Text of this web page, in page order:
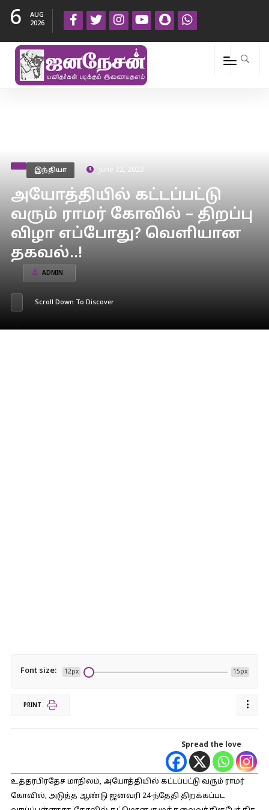
6
AUG
2026
இந்தியா June 22, 2023
அயோத்தியில் கட்டப்பட்டு
வரும் ராமர் கோவில் – திறப்பு
விழா எப்போது? வெளியான
தகவல்..!
ADMIN
Scroll Down To Discover
Font size: 12px 15px
PRINT
Spread the love
உத்தரபிரதேச மாநிலம், அயோத்தியில் கட்டப்பட்டு வரும் ராமர்
கோவில், அடுத்த ஆண்டு ஜனவரி 24-ந்தேதி திறக்கப்பட